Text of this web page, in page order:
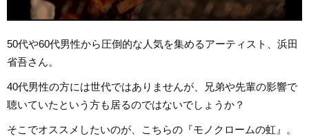
50代や60代男性から圧倒的な人気を集めるアーティスト、浜田
省吾さん。
40代男性の方には世代ではありませんが、兄弟や先輩の影響で
聴いていたという方も居るのではないでしょうか？
そこでオススメしたいのが、こちらの『モノクロームの虹』。